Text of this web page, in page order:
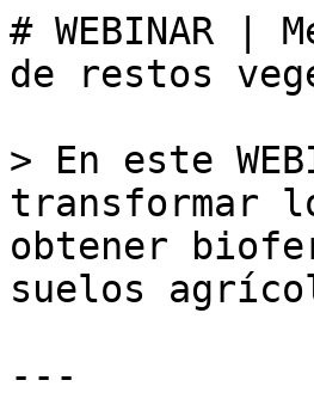
# WEBINAR
de restos
> En este
transformar
obtener
suelos
---